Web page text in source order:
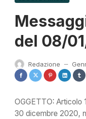
del 08/
Redazione —
OGGETTO: Articolo
30 dicembre 2020,